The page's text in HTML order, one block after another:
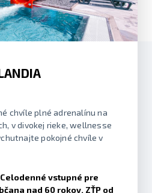
chvíle plné adrenalínu na
v divokej rieke, wellnesse
pokojné chvíle v
Celodenné vstupné pre
nad 60 rokov, ZŤP od